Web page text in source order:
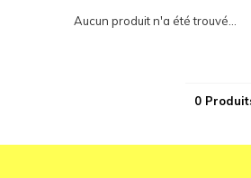
Aucun produit n'a été trouvé...
0